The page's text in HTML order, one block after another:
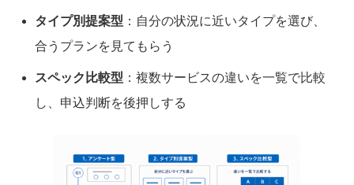
タイプ別提案型 ：自分の状況に近いタイプを選び、
合うプランを見てもらう
スペック比較型 ：複数サービスの違いを一覧で比較
し、申込判断を後押しする